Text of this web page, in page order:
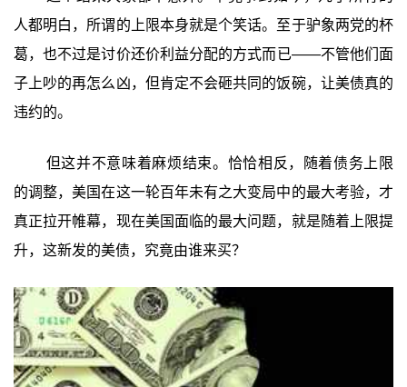
人都明白，所谓的上限本身就是个笑话。至于驴象两党的杯
葛，也不过是讨价还价利益分配的方式而已——不管他们面
子上吵的再怎么凶，但肯定不会砸共同的饭碗，让美债真的
违约的。
但这并不意味着麻烦结束。恰恰相反，随着债务上限
的调整，美国在这一轮百年未有之大变局中的最大考验，才
真正拉开帷幕，现在美国面临的最大问题，就是随着上限提
升，这新发的美债，究竟由谁来买？